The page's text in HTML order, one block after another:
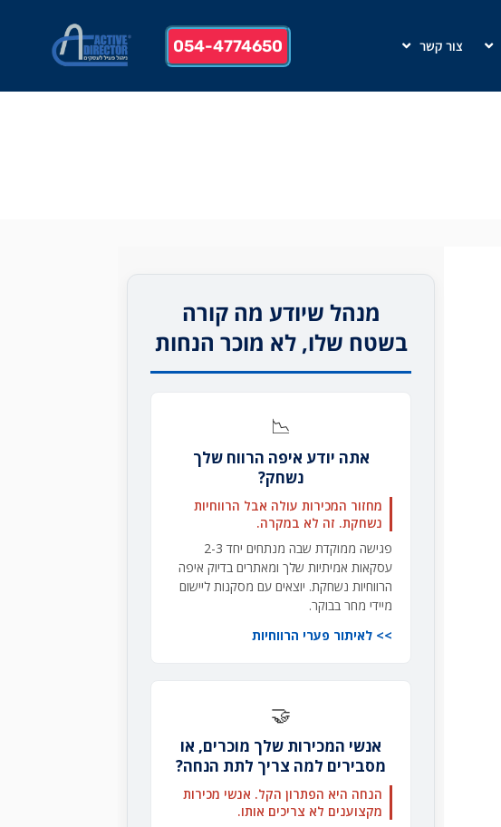
צור קשר 054-4774650
מנהל שיודע מה קורה
בשטח שלו, לא מוכר הנחות
📉
אתה יודע איפה הרווח שלך
נשחק?
מחזור המכירות עולה אבל הרווחיות
נשחקת. זה לא במקרה.
פגישה ממוקדת שבה מנתחים יחד 2-3
עסקאות אמיתיות שלך ומאתרים בדיוק איפה
הרווחיות נשחקת. יוצאים עם מסקנות ליישום
מיידי מחר בבוקר.
לאיתור פערי הרווחיות
🤝
אנשי המכירות שלך מוכרים, או
מסבירים למה צריך לתת הנחה?
הנחה היא הפתרון הקל. אנשי מכירות
מקצוענים לא צריכים אותו.